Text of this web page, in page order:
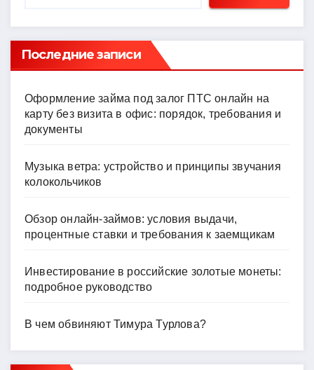
ni
ki
ть
Последние записи
Оформление займа под залог ПТС онлайн на
карту без визита в офис: порядок, требования и
документы
Музыка ветра: устройство и принципы звучания
колокольчиков
Обзор онлайн-займов: условия выдачи,
процентные ставки и требования к заемщикам
Инвестирование в российские золотые монеты:
подробное руководство
В чем обвиняют Тимура Турлова?